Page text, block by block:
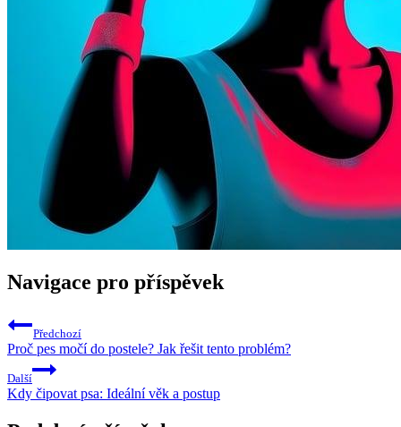
Navigace pro příspěvek
Předchozí
Proč pes močí do postele? Jak řešit tento problém?
Další
Kdy čipovat psa: Ideální věk a postup